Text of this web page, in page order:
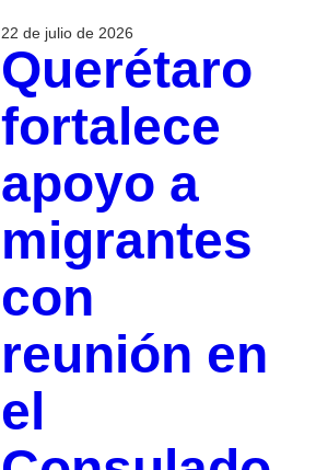
22 de julio de 2026
Querétaro
fortalece
apoyo a
migrantes
con
reunión en
el